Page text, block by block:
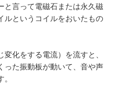
と言って電磁石または永久磁
ルというコイルをおいたもの
化をする電流）を流すと、
った振動板が動いて、音や声